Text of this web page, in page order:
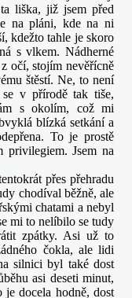
liška, již jsem před
na pláni, kde na ni
kdežto tahle je skoro
s vlkem. Nádherné
očí, stojím nevěřícně
štěstí. Ne, to není
v přírodě tak tiše,
s okolím, což mi
blízká setkání a
To je prostě
privilegiem. Jsem na
přes přehradu
chodíval běžně, ale
chatami a nebyl
mi to nelíbilo se tudy
zpátky. Asi už to
čokla, ale lidi
silnici byl také dost
asi deseti minut,
je docela hodně, dost